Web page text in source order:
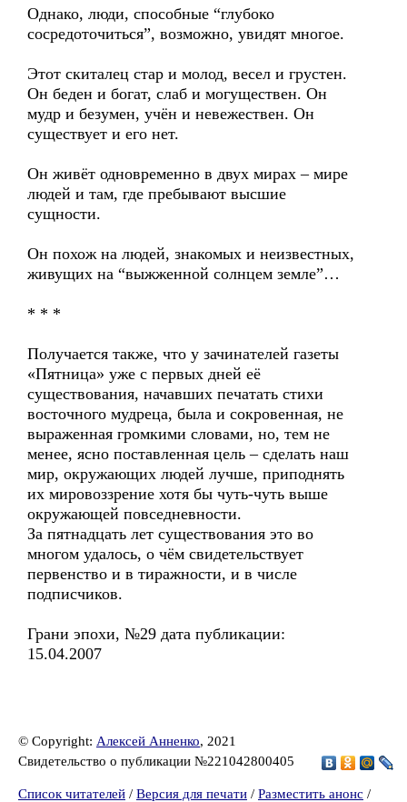
Однако, люди, способные “глубоко
сосредоточиться”, возможно, увидят многое.
Этот скиталец стар и молод, весел и грустен.
Он беден и богат, слаб и могуществен. Он
мудр и безумен, учён и невежествен. Он
существует и его нет.
Он живёт одновременно в двух мирах – мире
людей и там, где пребывают высшие
сущности.
Он похож на людей, знакомых и неизвестных,
живущих на “выжженной солнцем земле”…
* * *
Получается также, что у зачинателей газеты
«Пятница» уже с первых дней её
существования, начавших печатать стихи
восточного мудреца, была и сокровенная, не
выраженная громкими словами, но, тем не
менее, ясно поставленная цель – сделать наш
мир, окружающих людей лучше, приподнять
их мировоззрение хотя бы чуть-чуть выше
окружающей повседневности.
За пятнадцать лет существования это во
многом удалось, о чём свидетельствует
первенство и в тиражности, и в числе
подписчиков.
Грани эпохи, №29 дата публикации:
15.04.2007
© Copyright: Алексей Анненко, 2021
Свидетельство о публикации №221042800405
Список читателей / Версия для печати / Разместить анонс /